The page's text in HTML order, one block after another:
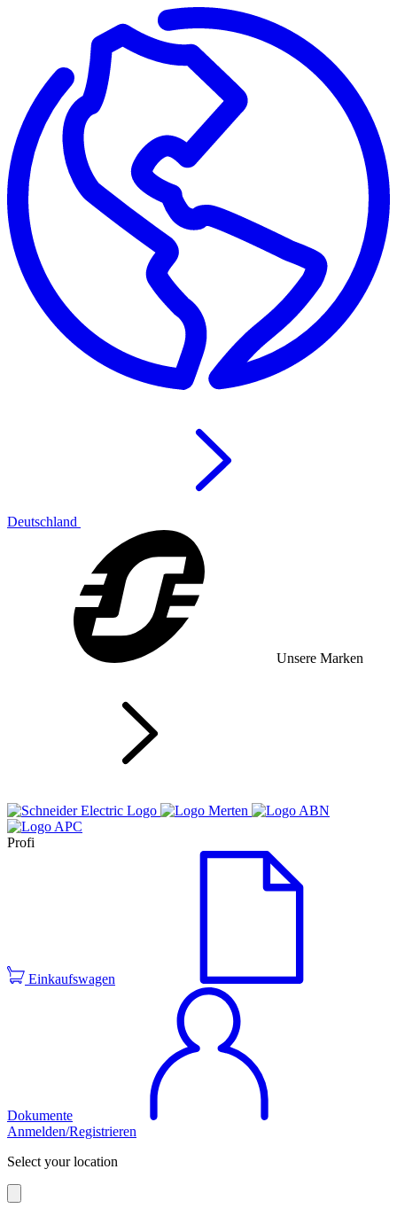
Deutschland
Unsere Marken
Profi
Einkaufswagen
Dokumente
Anmelden/Registrieren
Select your location